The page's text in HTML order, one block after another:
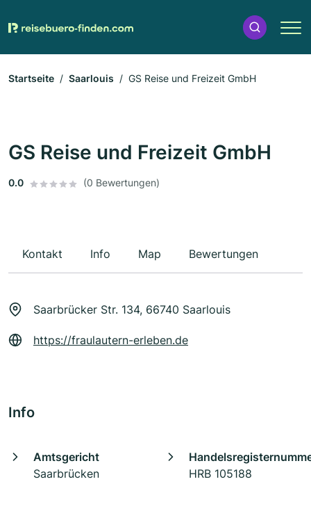
Startseite Saarlouis GS Reise und Freizeit GmbH
GS Reise und Freizeit GmbH
0.0 (0 Bewertungen)
Kontakt Info Map Bewertungen
Saarbrücker Str. 134, 66740 Saarlouis
https://fraulautern-erleben.de
Info
Amtsgericht
Saarbrücken
HRB 105188